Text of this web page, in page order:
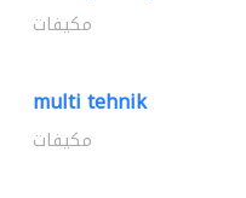
مكيفات
multi tehnik
مكيفات